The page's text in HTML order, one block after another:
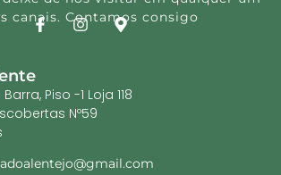
canais. Contamos consigo
Piso -1 Loja 118
Nº59